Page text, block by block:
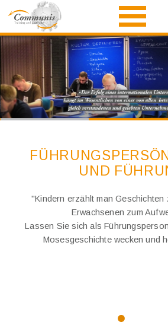
UND
"Kindern erzählt man Geschichten
Erwachsenen zum
Lassen Sie sich als
Mosesgeschichte wecken und